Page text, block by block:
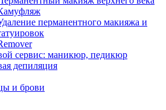
перманентного макияжа и
сервис: маникюр, педикюр
депиляция
и брови